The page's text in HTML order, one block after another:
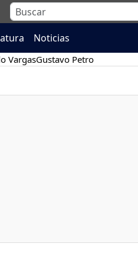
Noticias
VargasGustavo Petro